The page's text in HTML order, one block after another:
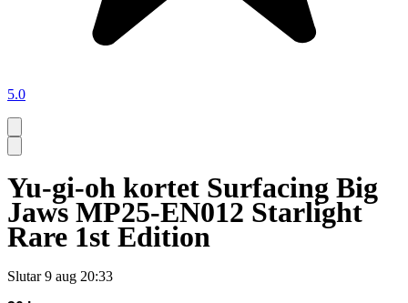
5.0
Yu-gi-oh kortet Surfacing Big
Jaws MP25-EN012 Starlight
Rare 1st Edition
Slutar 9 aug 20:33